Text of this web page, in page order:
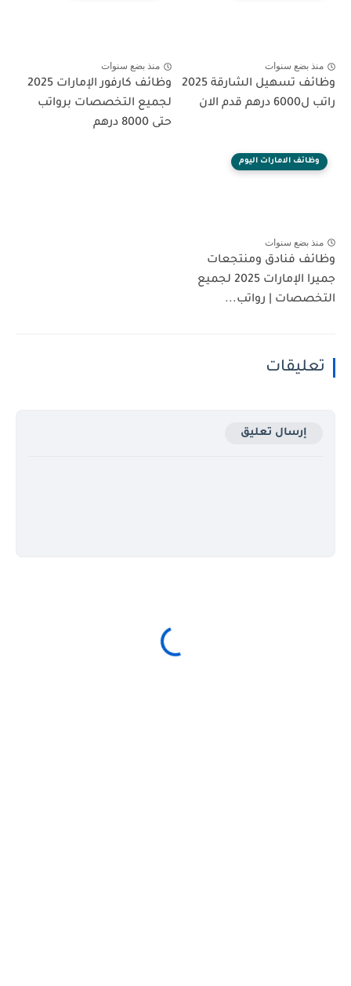
منذ بضع سنوات
وظائف تسهيل الشارقة 2025
راتب ل6000 درهم قدم الان
منذ بضع سنوات
وظائف كارفور الإمارات 2025
لجميع التخصصات برواتب
حتى 8000 درهم
وظائف الامارات اليوم
منذ بضع سنوات
وظائف فنادق ومنتجعات
جميرا الإمارات 2025 لجميع
التخصصات | رواتب...
تعليقات
إرسال تعليق